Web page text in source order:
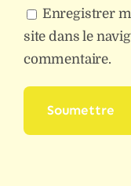
Enregistrer
site dans le
commentaire.